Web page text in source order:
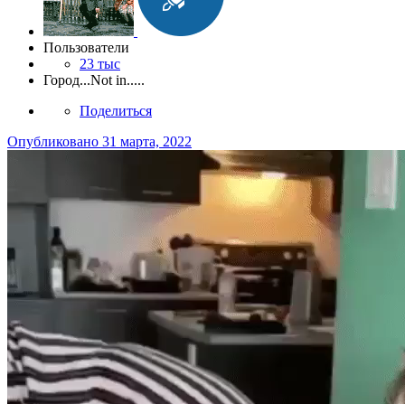
Пользователи
23 тыс
Город...Not in.....
Поделиться
Опубликовано 31 марта, 2022